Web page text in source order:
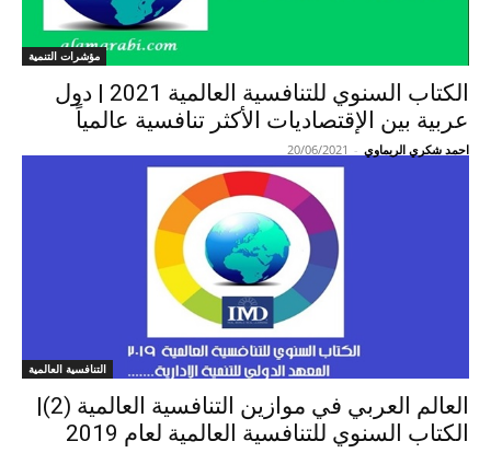
مؤشرات التنمية
الكتاب السنوي للتنافسية العالمية 2021 | دول
عربية بين الإقتصاديات الأكثر تنافسية عالمياً
احمد شكري الريماوي -
20/06/2021
التنافسية العالمية
العالم العربي في موازين التنافسية العالمية (2)|
الكتاب السنوي للتنافسية العالمية لعام 2019